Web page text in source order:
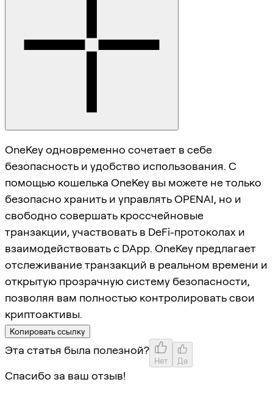
OneKey одновременно сочетает в себе
безопасность и удобство использования. С
помощью кошелька OneKey вы можете не только
безопасно хранить и управлять OPENAI, но и
свободно совершать кроссчейновые
транзакции, участвовать в DeFi-протоколах и
взаимодействовать с DApp. OneKey предлагает
отслеживание транзакций в реальном времени и
открытую прозрачную систему безопасности,
позволяя вам полностью контролировать свои
криптоактивы.
Копировать ссылку
Эта статья была полезной?
Нет Да
Спасибо за ваш отзыв!